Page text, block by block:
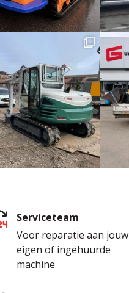
Serviceteam
Voor reparatie aan jouw
eigen of ingehuurde
machine